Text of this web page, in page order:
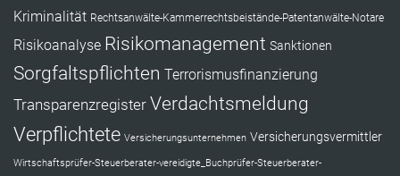
Kriminalität Rechtsanwälte-Kammerrechtsbeistände-Patentanwälte-Notare
Risikoanalyse Risikomanagement Sanktionen
Sorgfaltspflichten Terrorismusfinanzierung
Transparenzregister Verdachtsmeldung
Verpflichtete Versicherungsunternehmen Versicherungsvermittler
Wirtschaftsprüfer-Steuerberater-vereidigte_Buchprüfer-Steuerberater-